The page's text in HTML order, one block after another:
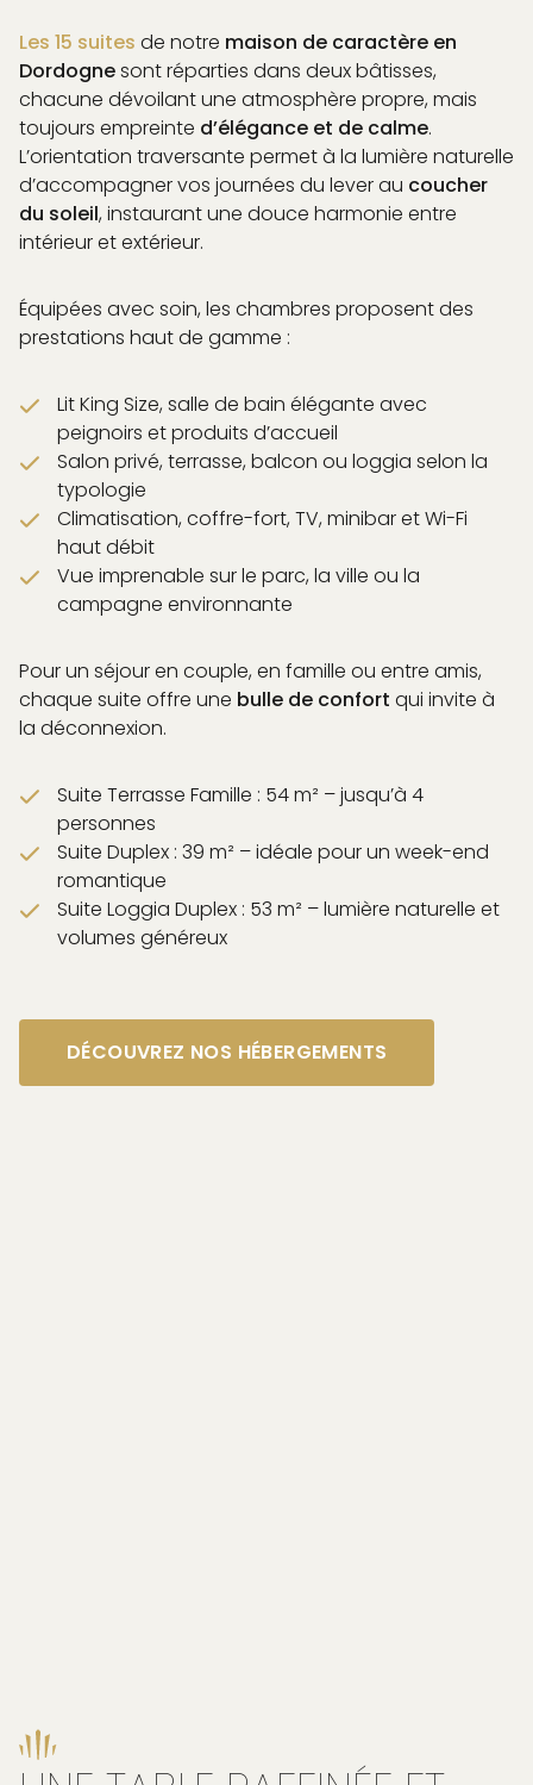
Les 15 suites de notre maison de caractère en
Dordognesont réparties dans deux bâtisses,
chacune dévoilant une atmosphère propre, mais
toujours empreinte d’élégance et de calme.
L’orientation traversante permet à la lumière naturelle
d’accompagner vos journées du lever au coucher
du soleil, instaurant une douce harmonie entre
intérieur et extérieur.
Équipées avec soin, les chambres proposent des
prestations haut de gamme :
Lit King Size, salle de bain élégante avec
peignoirs et produits d’accueil
Salon privé, terrasse, balcon ou loggia selon la
typologie
Climatisation, coffre-fort, TV, minibar et Wi-Fi
haut débit
Vue imprenable sur le parc, la ville ou la
campagne environnante
Pour un séjour en couple, en famille ou entre amis,
chaque suite offre une bulle de confort qui invite à
la déconnexion.
Suite Terrasse Famille : 54 m² – jusqu’à 4
personnes
Suite Duplex : 39 m² – idéale pour un week-end
romantique
Suite Loggia Duplex : 53 m² – lumière naturelle et
volumes généreux
DÉCOUVREZ NOS HÉBERGEMENTS